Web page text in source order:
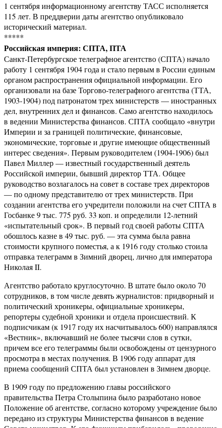
1 сентября информационному агентству ТАСС исполняется
115 лет. В преддверии даты агентство опубликовало
исторический материал.
*****
Российская империя: СПТА, ПТА
Санкт-Петербургское телеграфное агентство (СПТА) начало
работу 1 сентября 1904 года и стало первым в России единым
органом распространения официальной информации. Его
организовали на базе Торгово-телеграфного агентства (ТТА,
1903-1904) под патронатом трех министерств — иностранных
дел, внутренних дел и финансов. Само агентство находилось
в ведении Министерства финансов. СПТА сообщало «внутри
Империи и за границей политические, финансовые,
экономические, торговые и другие имеющие общественный
интерес сведения». Первым руководителем (1904-1906) был
Павел Миллер — известный государственный деятель
Российской империи, бывший директор ТТА. Общее
руководство возлагалось на совет в составе трех директоров
— по одному представителю от трех министерств. При
создании агентства его учредители положили на счет СПТА в
Госбанке 9 тыс. 775 руб. 33 коп. и определили 12-летний
«испытательный срок». В первый год своей работы СПТА
обошлось казне в 49 тыс. руб. — эта сумма была равна
стоимости крупного поместья, а к 1916 году столько стоила
отправка телеграмм в Зимний дворец, лично для императора
Николая II.
Агентство работало круглосуточно. В штате было около 70
сотрудников, в том числе девять журналистов: придворный и
политический хроникеры, официальные хроникеры,
репортеры судебной хроники и отдела происшествий. К
подписчикам (к 1917 году их насчитывалось 600) направлялся
«Вестник», включавший не более тысячи слов в сутки,
причем все его телеграммы были освобождены от цензурного
просмотра в местах получения. В 1906 году аппарат для
приема сообщений СПТА был установлен в Зимнем дворце.
В 1909 году по предложению главы российского
правительства Петра Столыпина было разработано новое
Положение об агентстве, согласно которому учреждение было
передано из структуры Министерства финансов в ведение